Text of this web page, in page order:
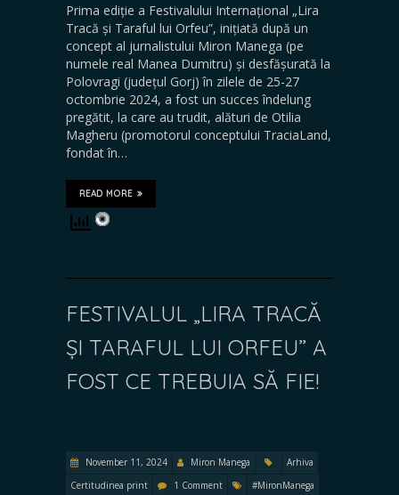
Prima ediție a Festivalului Internațional „Lira
Tracă și Taraful lui Orfeu”, inițiată după un
concept al jurnalistului Miron Manega (pe
numele real Manea Dumitru) și desfășurată la
Polovragi (județul Gorj) în zilele de 25-27
octombrie 2024, a fost un succes îndelung
pregătit, la care au trudit, alături de Otilia
Magheru (promotorul conceptului TraciaLand,
fondat în…
READ MORE
FESTIVALUL „LIRA TRACĂ
ȘI TARAFUL LUI ORFEU” A
FOST CE TREBUIA SĂ FIE!
November 11, 2024 Miron Manega
Arhiva
Certitudinea print
1 Comment
#MironManega